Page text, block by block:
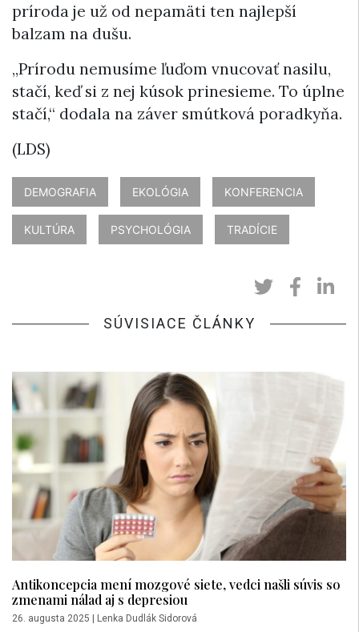
príroda je už od nepamäti ten najlepší
balzam na dušu.
„Prírodu nemusíme ľuďom vnucovať nasilu,
stačí, keď si z nej kúsok prinesieme. To úplne
stačí,“ dodala na záver smútková poradkyňa.
(LDS)
DEMOGRAFIA EKOLÓGIA KONFERENCIA
KULTÚRA PSYCHOLÓGIA TRADÍCIE
SÚVISIACE ČLÁNKY
Antikoncepcia mení mozgové siete, vedci našli súvis so
zmenami nálad aj s depresiou
26. augusta 2025 Lenka Dudlák Sidorová